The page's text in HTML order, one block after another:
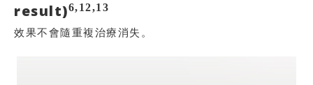
result)6,12,13
效果不會隨重複治療消失。